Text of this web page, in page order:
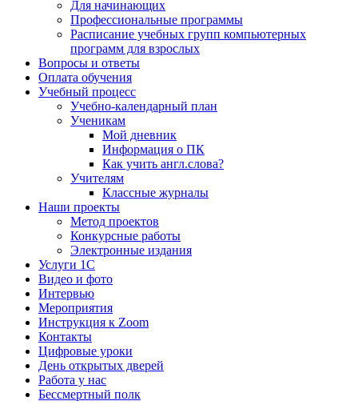
Для начинающих
Профессиональные программы
Расписание учебных групп компьютерных
программ для взрослых
Вопросы и ответы
Оплата обучения
Учебный процесс
Учебно-календарный план
Ученикам
Мой дневник
Информация о ПК
Как учить англ.слова?
Учителям
Классные журналы
Наши проекты
Метод проектов
Конкурсные работы
Электронные издания
Услуги 1C
Видео и фото
Интервью
Мероприятия
Инструкция к Zoom
Контакты
Цифровые уроки
День открытых дверей
Работа у нас
Бессмертный полк